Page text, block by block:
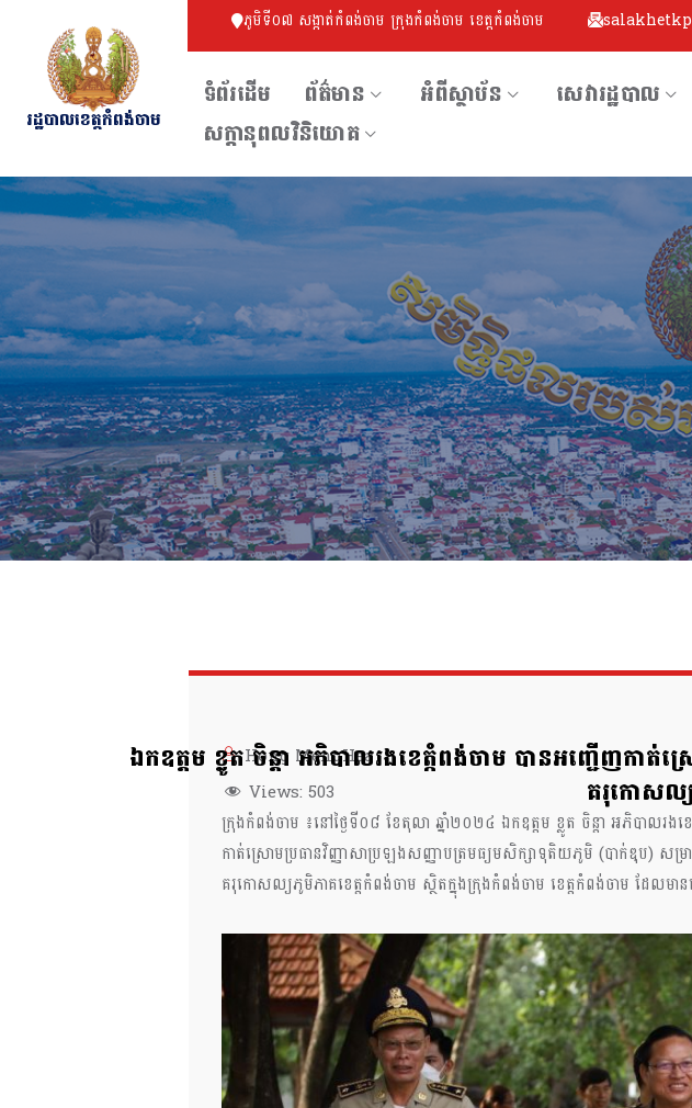
រដ្ឋបាលខេត្តកំពង់ចាម
ភូមិទី០៧ សង្កាត់កំពង់ចាម ក្រុងកំពង់ចាម ខេត្តកំពង់ចាម
ទំព័រដើម ព័ត៌មាន អំពីស្ថាប័ន សេវារដ្ឋបាល
សក្ដានុពលវិនិយោគ
ឯកឧត្តម ខ្លូត ចិន្តា អភិបាលរងខេត្កំពង់ចាម បានអញ្ជើញក
គរុកោសល្
Hong MengHea
Views: 503
ក្រុងកំពង់ចាម ៖នៅថ្ងៃទី០៨ ខែតុលា ឆ្នាំ២០២៤ ឯកឧត្តម ខ្លូត ចិន្តា អភិបាល
កាត់ស្រោមប្រធានវិញ្ញាសាប្រឡងសញ្ញាបត្រមធ្យមសិក្សាទុតិយភូមិ (បាក់ឌុប)
គរុកោសល្យភូមិភាគខេត្តកំពង់ចាម ស្ថិតក្នុងក្រុងកំពង់ចាម ខេត្ដកំពង់ចាម ដែល